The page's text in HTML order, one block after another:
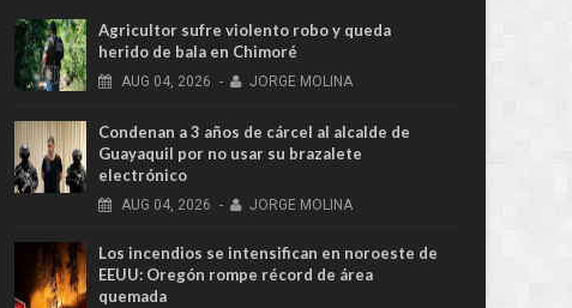
Agricultor sufre violento robo y queda
herido de bala en Chimoré
AUG 04, 2026 - JORGE MOLINA
Condenan a 3 años de cárcel al alcalde de
Guayaquil por no usar su brazalete
electrónico
AUG 04, 2026 - JORGE MOLINA
Los incendios se intensifican en noroeste de
EEUU: Oregón rompe récord de área
quemada